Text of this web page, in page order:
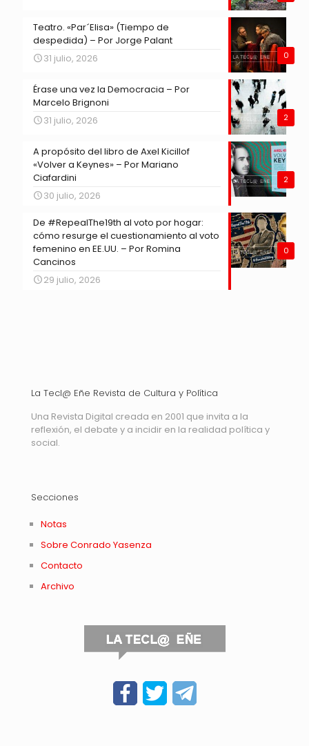
0
Teatro. «Par´Elisa» (Tiempo de
despedida) – Por Jorge Palant
31 julio, 2026
2
Érase una vez la Democracia – Por
Marcelo Brignoni
31 julio, 2026
2
A propósito del libro de Axel Kicillof
«Volver a Keynes» – Por Mariano
Ciafardini
30 julio, 2026
0
De #RepealThe19th al voto por hogar:
cómo resurge el cuestionamiento al voto
femenino en EE.UU. – Por Romina
Cancinos
29 julio, 2026
La Tecl@ Eñe Revista de Cultura y Política
Una Revista Digital creada en 2001 que invita a la
reflexión, el debate y a incidir en la realidad política y
social.
Secciones
Notas
Sobre Conrado Yasenza
Contacto
Archivo